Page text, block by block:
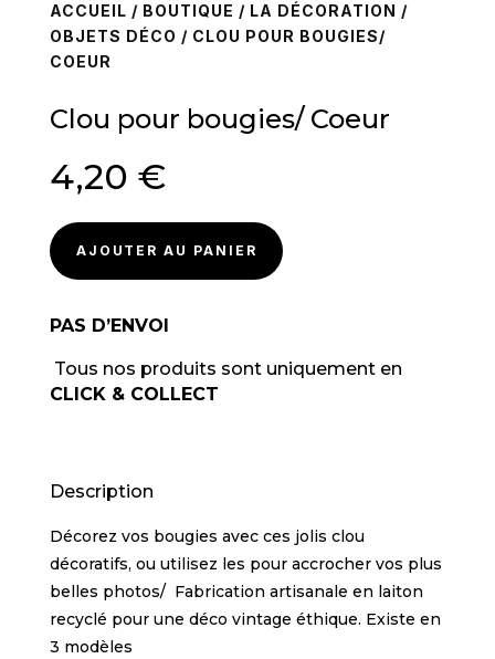
ACCUEIL / BOUTIQUE / LA DÉCORATION /
OBJETS DÉCO / CLOU POUR BOUGIES/
COEUR
Clou pour bougies/ Coeur
4,20 €
AJOUTER AU PANIER
PAS D’ENVOI
Tous nos produits sont uniquement en
CLICK & COLLECT
Description
Décorez vos bougies avec ces jolis clou
décoratifs, ou utilisez les pour accrocher vos plus
belles photos/ Fabrication artisanale en laiton
recyclé pour une déco vintage éthique. Existe en
3 modèles